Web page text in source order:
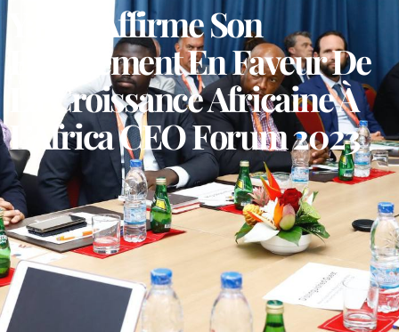
Yango Affirme Son
Engagement En Faveur De
La Croissance Africaine À
L’Africa CEO Forum 2023